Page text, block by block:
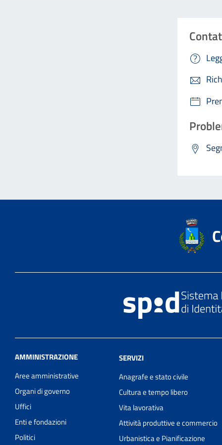
AMMINISTRAZIONE
Aree amministrative
Organi di governo
Uffici
Enti e fondazioni
Politici
SERVIZI
Anagrafe e stato civile
Cultura e tempo libero
Vita lavorativa
Attività produttive e commercio
Urbanistica e Pianificazione